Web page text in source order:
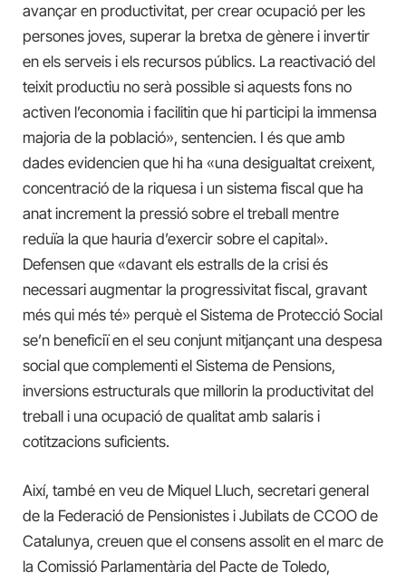
avançar en productivitat, per crear ocupació per les
persones joves, superar la bretxa de gènere i invertir
en els serveis i els recursos públics. La reactivació del
teixit productiu no serà possible si aquests fons no
activen l’economia i facilitin que hi participi la immensa
majoria de la població», sentencien. I és que amb
dades evidencien que hi ha «una desigualtat creixent,
concentració de la riquesa i un sistema fiscal que ha
anat increment la pressió sobre el treball mentre
reduïa la que hauria d’exercir sobre el capital».
Defensen que «davant els estralls de la crisi és
necessari augmentar la progressivitat fiscal, gravant
més qui més té» perquè el Sistema de Protecció Social
se’n beneficiï en el seu conjunt mitjançant una despesa
social que complementi el Sistema de Pensions,
inversions estructurals que millorin la productivitat del
treball i una ocupació de qualitat amb salaris i
cotitzacions suficients.
Així, també en veu de Miquel Lluch, secretari general
de la Federació de Pensionistes i Jubilats de CCOO de
Catalunya, creuen que el consens assolit en el marc de
la Comissió Parlamentària del Pacte de Toledo,